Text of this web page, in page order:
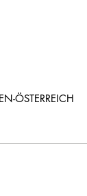
ÖSTERREICH